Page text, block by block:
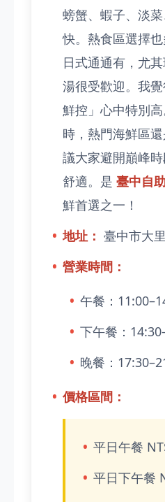
螃蟹、蝦子、淡
快。熱食區選擇也
日式通通有，尤
湯很受歡迎。我
鮮控」心中特別
時，熱門海鮮區
議大家避開巔峰
舒適。是 臺中自
鮮首選之一！
地址： 臺中市大
營業時間：
午餐：
下午餐：
晚餐：
價格區間：
平日午餐
平日下午餐